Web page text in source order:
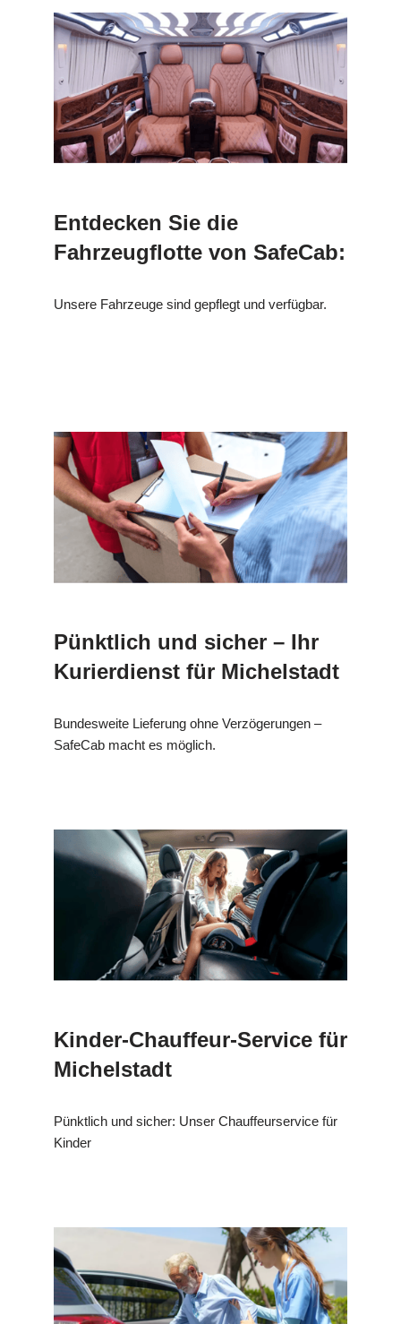
Entdecken Sie die
Fahrzeugflotte von SafeCab:
Unsere Fahrzeuge sind gepflegt und verfügbar.
Pünktlich und sicher – Ihr
Kurierdienst für Michelstadt
Bundesweite Lieferung ohne Verzögerungen –
SafeCab macht es möglich.
Kinder-Chauffeur-Service für
Michelstadt
Pünktlich und sicher: Unser Chauffeurservice für
Kinder